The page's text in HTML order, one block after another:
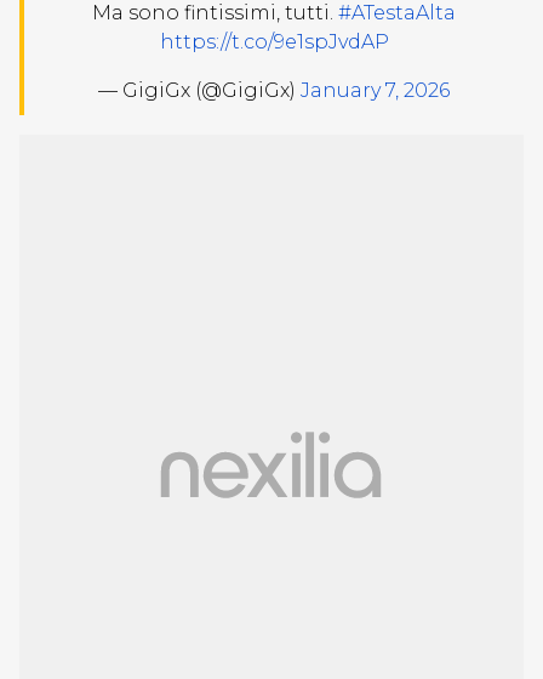
Ma sono fintissimi, tutti. #ATestaAlta
https://t.co/9e1spJvdAP
— GigiGx (@GigiGx) January 7, 2026